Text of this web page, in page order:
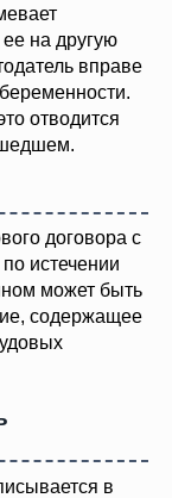
на другую
вправе
отводится
договора с
истечении
может быть
содержащее
в